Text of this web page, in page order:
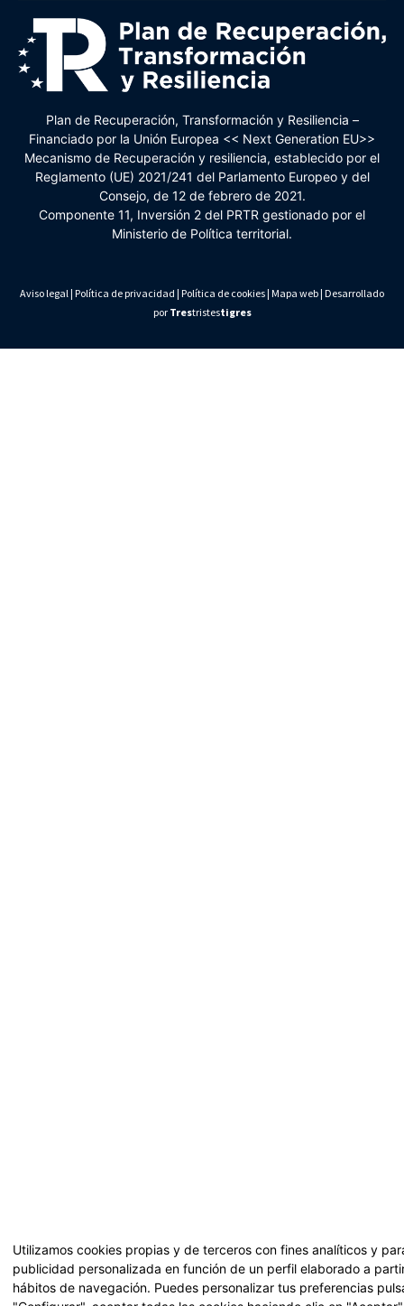
Plan de Recuperación, Transformación y Resiliencia –
Financiado por la Unión Europea << Next Generation EU>>
Mecanismo de Recuperación y resiliencia, establecido por el
Reglamento (UE) 2021/241 del Parlamento Europeo y del
Consejo, de 12 de febrero de 2021.
Componente 11, Inversión 2 del PRTR gestionado por el
Ministerio de Política territorial.
Aviso legal | Política de privacidad | Política de cookies| Mapa web| Desarrollado
por Trestristestigres
Utilizamos cookies propias y de terceros con fines analíticos y
publicidad personalizada en función de un perfil elaborado a
hábitos de navegación. Puedes personalizar tus preferencias